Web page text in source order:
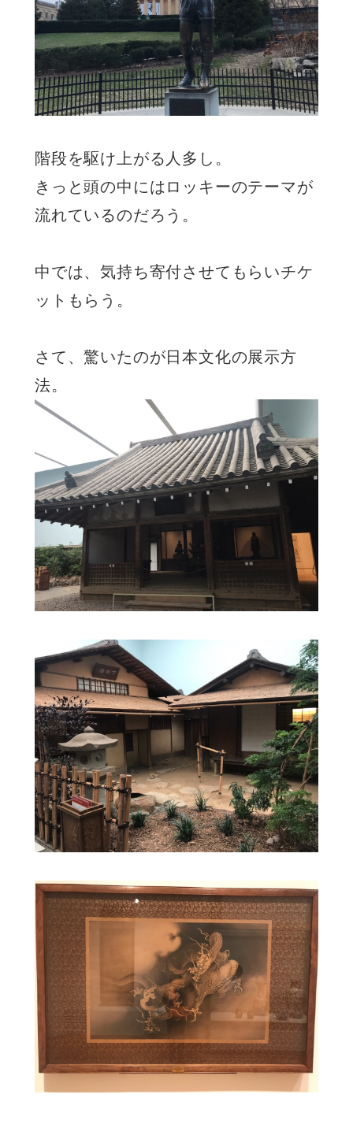
階段を駆け上がる人多し。
きっと頭の中にはロッキーのテーマが
流れているのだろう。
中では、気持ち寄付させてもらいチケ
ットもらう。
さて、驚いたのが日本文化の展示方
法。